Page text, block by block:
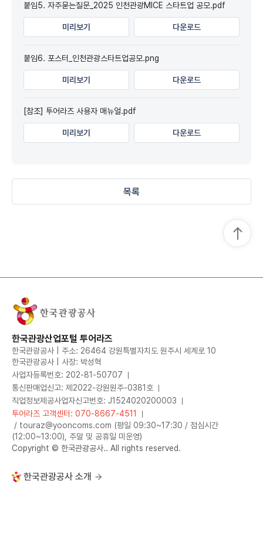
붙임5. 자주묻는질문_2025 인천관광MICE 스타트업 공모.pdf
미리보기 다운로드
붙임6. 포스터_인천관광스타트업공모.png
미리보기 다운로드
[참조] 투어라즈 사용자 매뉴얼.pdf
미리보기 다운로드
목록
한국관광산업포털 투어라즈
한국관광공사 | 주소: 26464 강원특별자치도 원주시 세계로 10
한국관광공사 | 사장: 박성혁
사업자등록번호: 202-81-50707
통신판매업신고: 제2022-강원원주-0381호
직업정보제공사업자신고번호: J1524020200003
투어라즈 고객센터: 070-8667-4511
/ touraz@yooncoms.com (평일 09:30~17:30 / 점심시간
(12:00~13:00), 주말 및 공휴일 미운영)
Copyright © 한국관광공사.. All rights reserved.
한국관광공사 소개